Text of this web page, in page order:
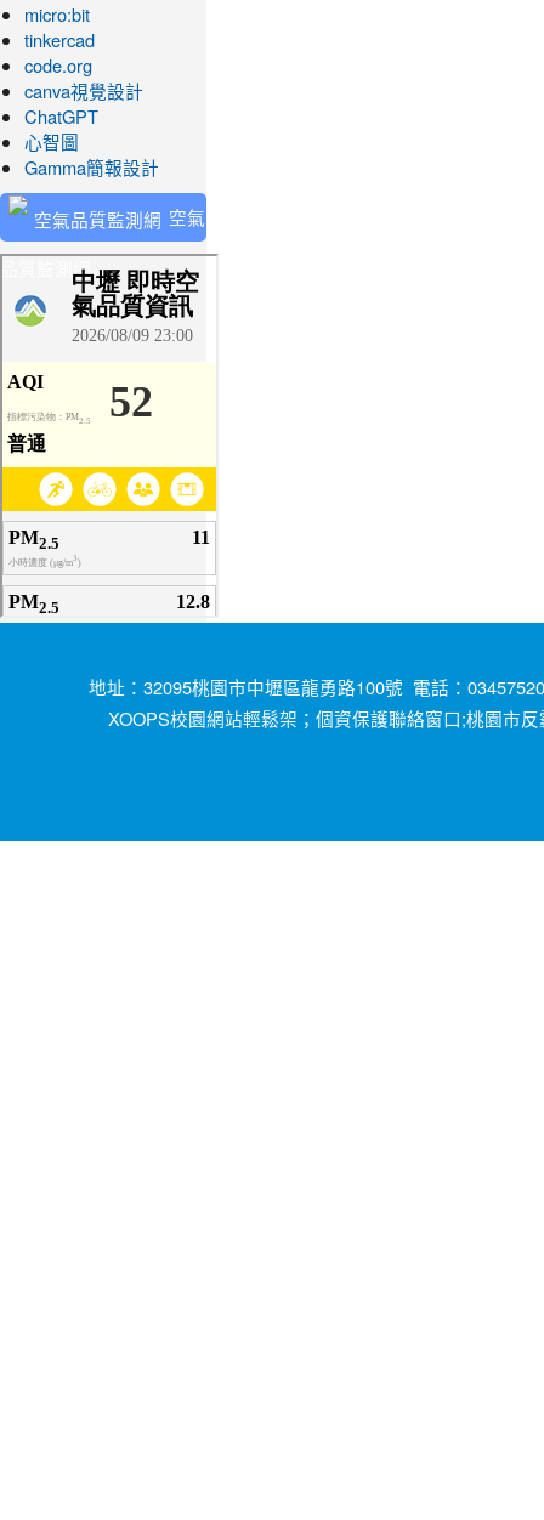
micro:bit
tinkercad
code.org
canva視覺設計
ChatGPT
心智圖
Gamma簡報設計
空氣
品質監測網
地址：32095桃園市中壢區龍勇路100號 電話：
XOOPS校園網站輕鬆架； 個資保護聯絡窗口 ;桃園市